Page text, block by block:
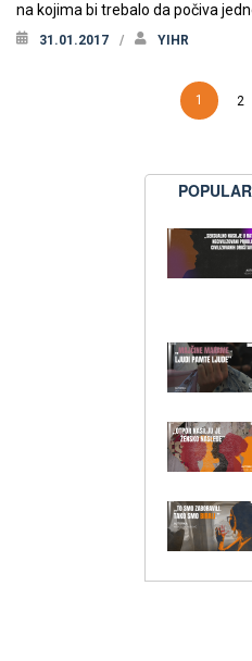
na kojima bi trebalo da počiva
31.01.2017 YIHR
1 2